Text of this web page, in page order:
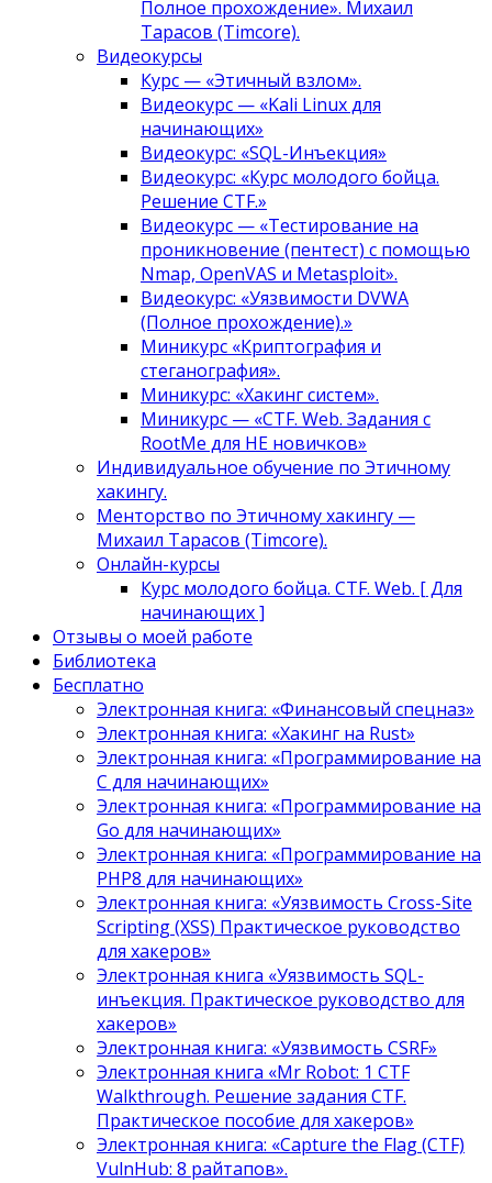
Полное прохождение». Михаил
Тарасов (Timcore).
Видеокурсы
Курс — «Этичный взлом».
Видеокурс — «Kali Linux для
начинающих»
Видеокурс: «SQL-Инъекция»
Видеокурс: «Курс молодого бойца.
Решение CTF.»
Видеокурс — «Тестирование на
проникновение (пентест) с помощью
Nmap, OpenVAS и Metasploit».
Видеокурс: «Уязвимости DVWA
(Полное прохождение).»
Миникурс «Криптография и
стеганография».
Миникурс: «Хакинг систем».
Миникурс — «CTF. Web. Задания с
RootMe для НЕ новичков»
Индивидуальное обучение по Этичному
хакингу.
Менторство по Этичному хакингу —
Михаил Тарасов (Timcore).
Онлайн-курсы
Курс молодого бойца. CTF. Web. [ Для
начинающих ]
Отзывы о моей работе
Библиотека
Бесплатно
Электронная книга: «Финансовый спецназ»
Электронная книга: «Хакинг на Rust»
Электронная книга: «Программирование на
C для начинающих»
Электронная книга: «Программирование на
Go для начинающих»
Электронная книга: «Программирование на
PHP8 для начинающих»
Электронная книга: «Уязвимость Cross-Site
Scripting (XSS) Практическое руководство
для хакеров»
Электронная книга «Уязвимость SQL-
инъекция. Практическое руководство для
хакеров»
Электронная книга: «Уязвимость CSRF»
Электронная книга «Mr Robot: 1 CTF
Walkthrough. Решение задания CTF.
Практическое пособие для хакеров»
Электронная книга: «Capture the Flag (CTF)
VulnHub: 8 райтапов».